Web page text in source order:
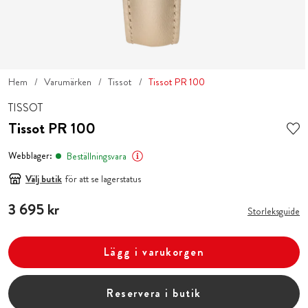
Hem Varumärken Tissot Tissot PR 100
TISSOT
Tissot PR 100
Webblager:
Beställningsvara
Välj butik för att se lagerstatus
Pris:3 695 kr
3 695 kr Storleksguide
Lägg i varukorgen
Reservera i butik